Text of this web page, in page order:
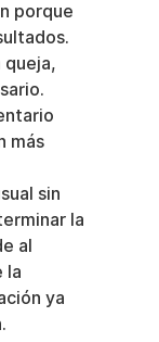
porque
queja,
más
sin
la
al
la
ya